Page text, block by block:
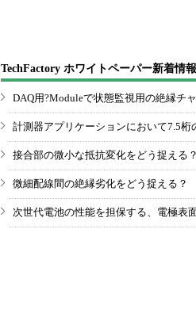
TechFactory ホワイトペーパー新着情報
DAQ用?Moduleで状態監視用の絶縁チ
計測器アプリケーションにおいて7.5桁
接合部の微小な抵抗変化をどう捉え
微細配線間の絶縁劣化をどう捉える
次世代電池の性能を担保する、電極表